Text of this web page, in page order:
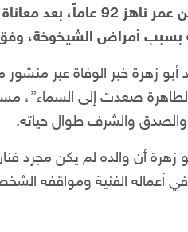
توفي الإثنين عن عمر
بسبب أمراض الشيخوخة، وفق
أبو زهرة خبر الوفاة عبر
صعدت إلى السماء”،
والصدق والشرف طوال حياته.
زهرة أن والده لم يكن مجرد
في أعماله الفنية ومواقفه